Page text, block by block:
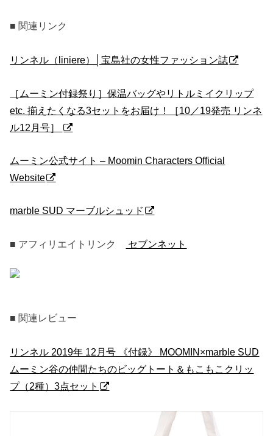
■ 関連リンク
リンネル（liniere）│宝島社の女性ファッション誌
［ムーミン付録祭り］保温バッグやリトルミイクリップ
etc. 揃えたくなる3セットをお届け！［10／19発売 リンネ
ル12月号］
ムーミン公式サイト – Moomin Characters Official
Website
marble SUD マーブルシュッド
■ アフィリエイトリンク セブンネット
■ 関連レビュー
リンネル 2019年 12月号 《付録》 MOOMIN×marble SUD
ムーミン谷の仲間たちのビッグトート＆もこもこクリッ
プ（2種）3点セット